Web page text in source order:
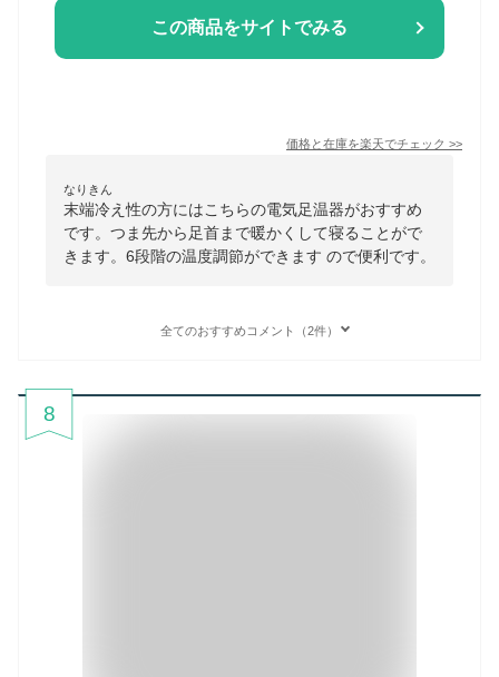
この商品をサイトでみる
価格と在庫を楽天でチェック >>
なりきん
末端冷え性の方にはこちらの電気足温器がおすすめ
です。つま先から足首まで暖かくして寝ることがで
きます。6段階の温度調節ができます ので便利です。
全てのおすすめコメント（2件）
8